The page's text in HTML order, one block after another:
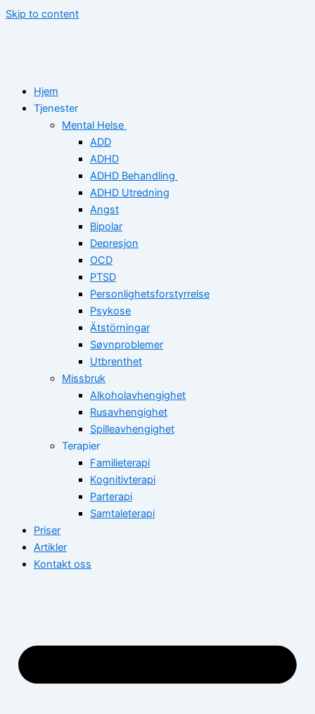
Skip to content
Hjem
Tjenester
Mental Helse
ADD
ADHD
ADHD Behandling
ADHD Utredning
Angst
Bipolar
Depresjon
OCD
PTSD
Personlighetsforstyrrelse
Psykose
Ätstörningar
Søvnproblemer
Utbrenthet
Missbruk
Alkoholavhengighet
Rusavhengighet
Spilleavhengighet
Terapier
Familieterapi
Kognitivterapi
Parterapi
Samtaleterapi
Priser
Artikler
Kontakt oss